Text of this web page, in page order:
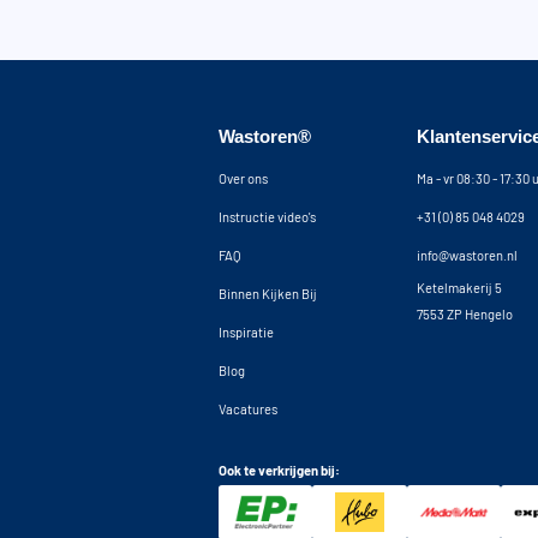
Wastoren®
Over ons
Instructie video's
FAQ
Binnen Kijken Bij
Inspiratie
Blog
Vacatures
Ma - vr 08:30 - 17:30
+31 (0) 85 048 4029
info@wastoren.nl
Ketelmakerij 5
7553 ZP Hengelo
Ook te verkrijgen bij: